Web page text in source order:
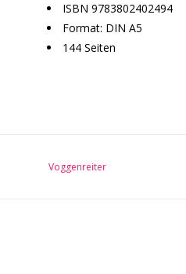
ISBN 9783802402494
Format: DIN A5
144 Seiten
Voggenreiter